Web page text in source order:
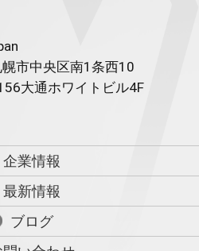
市中央区南1条西10
大通ホワイトビル4F
企業情報
最新情報
ブログ